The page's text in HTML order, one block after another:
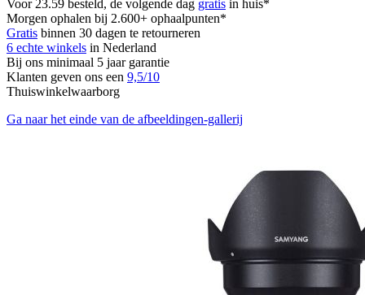
Voor 23.59 besteld, de volgende dag gratis in huis*
Morgen ophalen bij 2.600+ ophaalpunten*
Gratis binnen 30 dagen te retourneren
6 echte winkels in Nederland
Bij ons minimaal 5 jaar garantie
Klanten geven ons een 9,5/10
Thuiswinkelwaarborg
Ga naar het einde van de afbeeldingen-gallerij